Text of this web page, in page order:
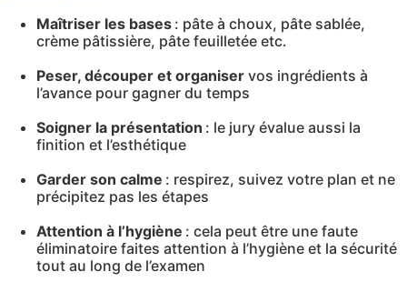
Maîtriser les bases : pâte à choux, pâte sablée,
crème pâtissière, pâte feuilletée etc.
Peser, découper et organiser vos ingrédients à
l’avance pour gagner du temps
Soigner la présentation : le jury évalue aussi la
finition et l’esthétique
Garder son calme : respirez, suivez votre plan et ne
précipitez pas les étapes
Attention à l’hygiène : cela peut être une faute
éliminatoire faites attention à l’hygiène et la sécurité
tout au long de l’examen